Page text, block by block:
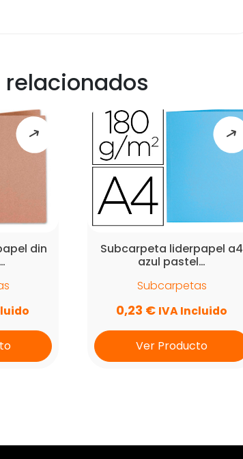
relacionados
din
Subcarpeta liderpapel a4
azul pastel…
Subcarpetas
0,23 € IVA Incluido
Ver Producto